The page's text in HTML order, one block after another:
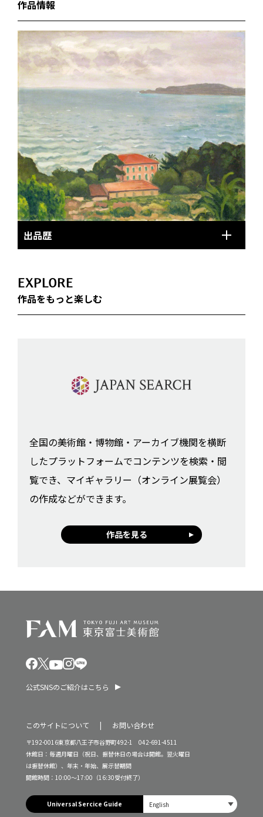
作品情報
出品歴
EXPLORE
作品をもっと楽しむ
全国の美術館・博物館・アーカイブ機関を横断
したプラットフォームでコンテンツを検索・閲
覧でき、マイギャラリー（オンライン展覧会）
の作成などができます。
作品を見る
公式SNSのご紹介はこちら
このサイトについて お問い合わせ
〒192-0016東京都八王子市谷野町492-1 042-691-4511
休館日：毎週月曜日（祝日、振替休日の場合は開館。翌火曜日
は振替休館）、年末・年始、展示替期間
開館時間：10:00～17:00（16:30受付終了）
Universal Sercice Guide